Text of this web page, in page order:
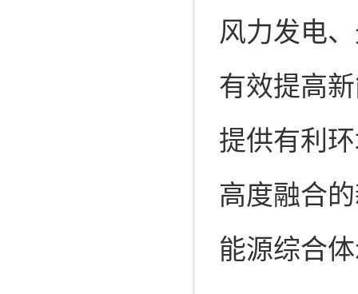
风力发电
有效提高
提供有利
高度融合
能源综合